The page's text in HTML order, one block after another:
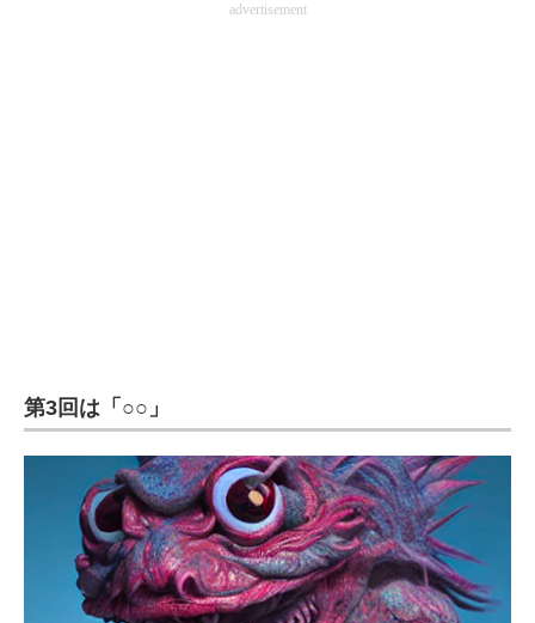
製造業のIT導入・活用を支援
モノづくり技術者専門サイト
エレクトロニクス専門サイト
電子設計の基本と応用
エネルギーの専門メディア
advertisement
第3回は「○○」